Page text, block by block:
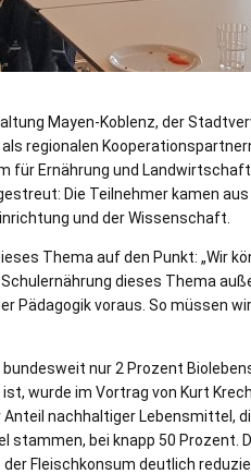
Mayen-Koblenz, der
regionalen
Ernährung und Landwirtschaft
Die Teilnehmer kamen
und der Wissenschaft.
Thema auf den Punkt: „Wir
dieses Thema
Pädagogik voraus. So müssen
nur 2 Prozent
wurde im Vortrag von Kurt
nachhaltiger Lebensmittel,
stammen, bei knapp 50 Prozent.
Fleischkonsum deutlich